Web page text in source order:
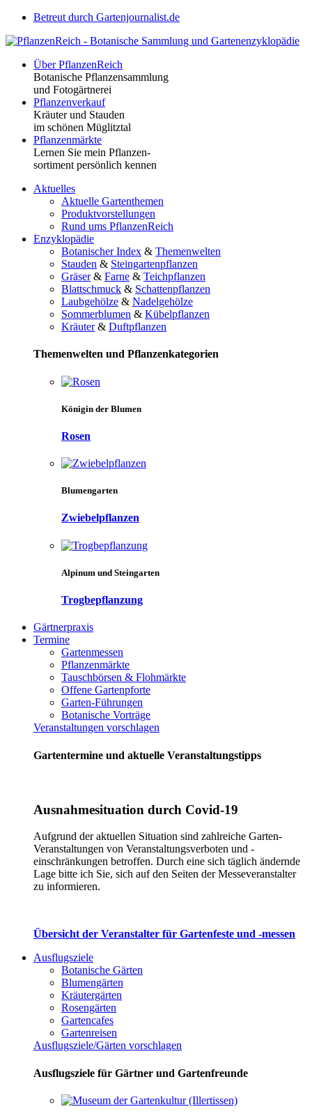
Betreut durch Gartenjournalist.de
Über PflanzenReich
Botanische Pflanzensammlung
und Fotogärtnerei
Pflanzenverkauf
Kräuter und Stauden
im schönen Müglitztal
Pflanzenmärkte
Lernen Sie mein Pflanzen-
sortiment persönlich kennen
Aktuelles
Aktuelle Gartenthemen
Produktvorstellungen
Rund ums PflanzenReich
Enzyklopädie
Botanischer Index & Themenwelten
Stauden & Steingartenpflanzen
Gräser& Farne & Teichpflanzen
Blattschmuck & Schattenpflanzen
Laubgehölze & Nadelgehölze
Sommerblumen & Kübelpflanzen
Kräuter& Duftpflanzen
Themenwelten und Pflanzenkategorien
Königin der Blumen
Rosen
Blumengarten
Zwiebelpflanzen
Alpinum und Steingarten
Trogbepflanzung
Gärtnerpraxis
Termine
Gartenmessen
Pflanzenmärkte
Tauschbörsen & Flohmärkte
Offene Gartenpforte
Garten-Führungen
Botanische Vorträge
Veranstaltungen vorschlagen
Gartentermine und aktuelle Veranstaltungstipps
Ausnahmesituation durch Covid-19
Aufgrund der aktuellen Situation sind zahlreiche Garten-
Veranstaltungen von Veranstaltungsverboten und -
einschränkungen betroffen. Durch eine sich täglich ändernde
Lage bitte ich Sie, sich auf den Seiten der Messeveranstalter
zu informieren.
Übersicht der Veranstalter für Gartenfeste und -messen
Ausflugsziele
Botanische Gärten
Blumengärten
Kräutergärten
Rosengärten
Gartencafes
Gartenreisen
Ausflugsziele/Gärten vorschlagen
Ausflugsziele für Gärtner und Gartenfreunde